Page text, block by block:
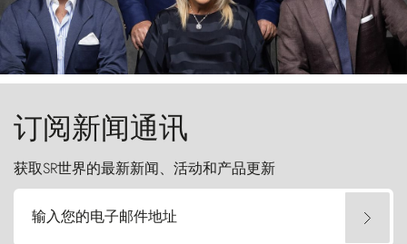
订阅新闻通讯
获取SR世界的最新新闻、活动和产品更新
输入您的电子邮件地址